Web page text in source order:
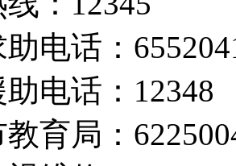
电话：
电话：12348
育局：